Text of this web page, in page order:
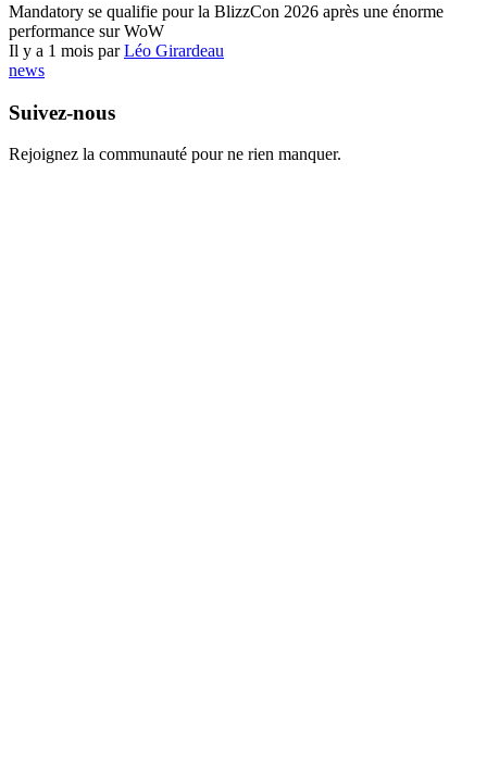
Mandatory se qualifie pour la BlizzCon 2026 après une énorme
performance sur WoW
Il y a 1 mois parLéo Girardeau
news
Suivez-nous
Rejoignez la communauté pour ne rien manquer.